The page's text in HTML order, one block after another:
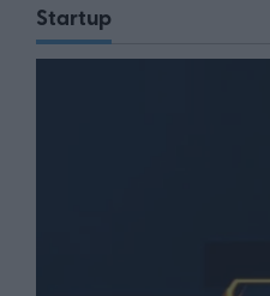
Startup